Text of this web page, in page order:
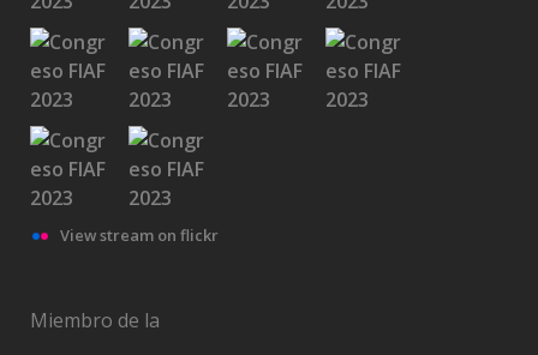
View stream on flickr
Miembro de la